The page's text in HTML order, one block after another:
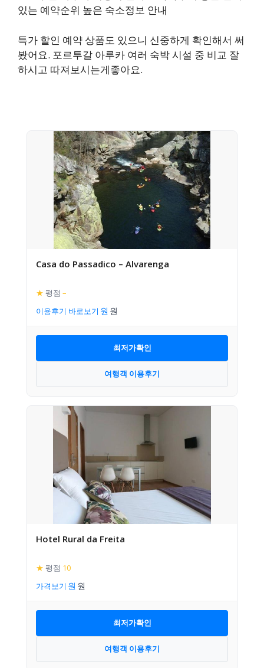
있는 예약순위 높은 숙소정보 안내
특가 할인 예약 상품도 있으니 신중하게 확인해서 써
봤어요. 포르투갈 아루카 여러 숙박 시설 중 비교 잘
하시고 따져보시는게좋아요.
Casa do Passadico – Alvarenga
★ 평점 –
이용후기 바로보기
최저가확인
여행객 이용후기
Hotel Rural da Freita
★ 평점 10
가격보기
최저가확인
여행객 이용후기